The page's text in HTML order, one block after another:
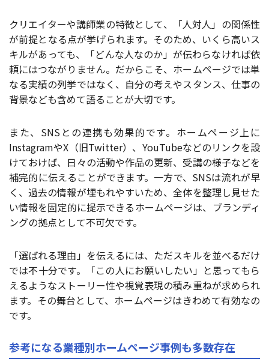
クリエイターや講師業の特徴として、「人対人」の関係性
が前提となる点が挙げられます。そのため、いくら高いス
キルがあっても、「どんな人なのか」が伝わらなければ依
頼にはつながりません。だからこそ、ホームページでは単
なる実績の列挙ではなく、自分の考えやスタンス、仕事の
背景なども含めて語ることが大切です。
また、SNSとの連携も効果的です。ホームページ上に
InstagramやX（旧Twitter）、YouTubeなどのリンクを設
けておけば、日々の活動や作品の更新、受講の様子などを
補完的に伝えることができます。一方で、SNSは流れが早
く、過去の情報が埋もれやすいため、全体を整理し見せた
い情報を固定的に提示できるホームページは、ブランディ
ングの拠点として不可欠です。
「選ばれる理由」を伝えるには、ただスキルを並べるだけ
では不十分です。「この人にお願いしたい」と思ってもら
えるようなストーリー性や視覚表現の積み重ねが求められ
ます。その舞台として、ホームページはきわめて有効なの
です。
参考になる業種別ホームページ事例も多数存在